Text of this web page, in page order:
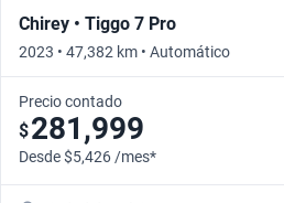
Chirey • Tiggo 7 Pro
2023 • 47,382 km • Automático
Precio contado
$281,999
Desde $5,426 /mes*